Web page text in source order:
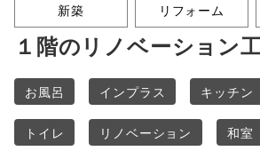
新築 リフォーム
１階のリノベーション
お風呂 インプラス キッチン
トイレ リノベーション 和室